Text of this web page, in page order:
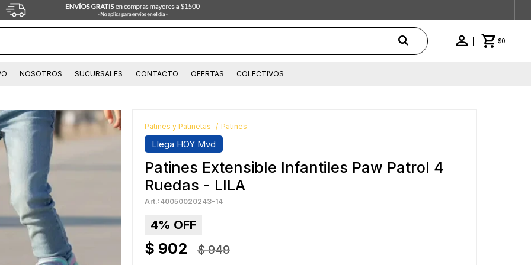
$0
NOSOTROS SUCURSALES CONTACTO OFERTAS COLECTIVOS
Patines y Patinetas Patines
Llega HOY Mvd
Patines Extensible Infantiles Paw Patrol 4
Ruedas - LILA
40050020243-14
4
$ 902 $ 949